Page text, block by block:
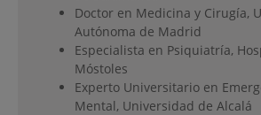
Doctor en Medicina y Cirugía,
Autónoma de Madrid
Especialista en Psiquiatría,
Móstoles
Experto Universitario en
Mental, Universidad de Alcalá